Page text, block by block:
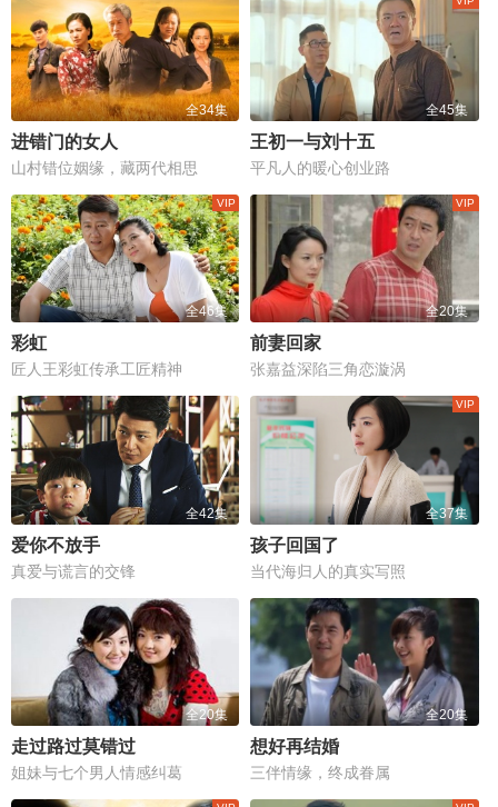
全34集
进错门的女人
山村错位姻缘，藏两代相思
全45集
王初一与刘十五
平凡人的暖心创业路
全46集
彩虹
匠人王彩虹传承工匠精神
全20集
前妻回家
张嘉益深陷三角恋漩涡
全42集
爱你不放手
真爱与谎言的交锋
全37集
孩子回国了
当代海归人的真实写照
全20集
走过路过莫错过
姐妹与七个男人情感纠葛
全20集
想好再结婚
三伴情缘，终成眷属